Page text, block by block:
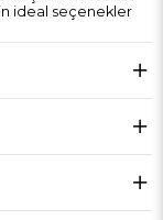
ideal seçenekler